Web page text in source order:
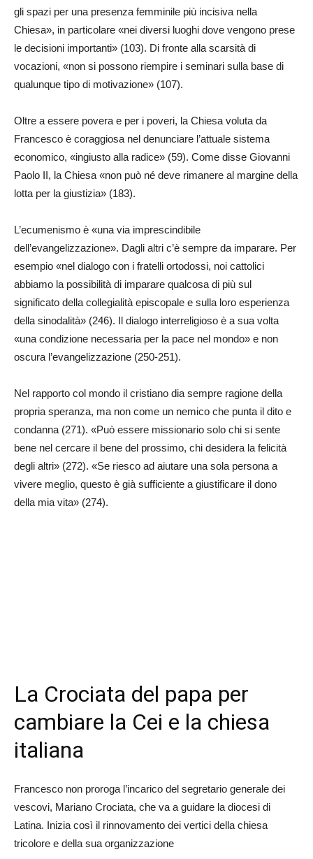
gli spazi per una presenza femminile più incisiva nella
Chiesa», in particolare «nei diversi luoghi dove vengono prese
le decisioni importanti» (103). Di fronte alla scarsità di
vocazioni, «non si possono riempire i seminari sulla base di
qualunque tipo di motivazione» (107).
Oltre a essere povera e per i poveri, la Chiesa voluta da
Francesco è coraggiosa nel denunciare l’attuale sistema
economico, «ingiusto alla radice» (59). Come disse Giovanni
Paolo II, la Chiesa «non può né deve rimanere al margine della
lotta per la giustizia» (183).
L’ecumenismo è «una via imprescindibile
dell’evangelizzazione». Dagli altri c’è sempre da imparare. Per
esempio «nel dialogo con i fratelli ortodossi, noi cattolici
abbiamo la possibilità di imparare qualcosa di più sul
significato della collegialità episcopale e sulla loro esperienza
della sinodalità» (246). Il dialogo interreligioso è a sua volta
«una condizione necessaria per la pace nel mondo» e non
oscura l’evangelizzazione (250-251).
Nel rapporto col mondo il cristiano dia sempre ragione della
propria speranza, ma non come un nemico che punta il dito e
condanna (271). «Può essere missionario solo chi si sente
bene nel cercare il bene del prossimo, chi desidera la felicità
degli altri» (272). «Se riesco ad aiutare una sola persona a
vivere meglio, questo è già sufficiente a giustificare il dono
della mia vita» (274).
La Crociata del papa per
cambiare la Cei e la chiesa
italiana
Francesco non proroga l’incarico del segretario generale dei
vescovi, Mariano Crociata, che va a guidare la diocesi di
Latina. Inizia così il rinnovamento dei vertici della chiesa
tricolore e della sua organizzazione